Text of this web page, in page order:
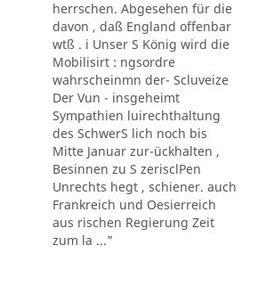
herrschen. Abgesehen für die
davon , daß England offenbar
wtß . i Unser S König wird die
Mobilisirt : ngsordre
wahrscheinmn der- Scluveize
Der Vun - insgeheimt
Sympathien luirechthaltung
des SchwerS lich noch bis
Mitte Januar zur-ückhalten ,
Besinnen zu S zerisclPen
Unrechts hegt , schiener. auch
Frankreich und Oesierreich
aus rischen Regierung Zeit
zum la ..."